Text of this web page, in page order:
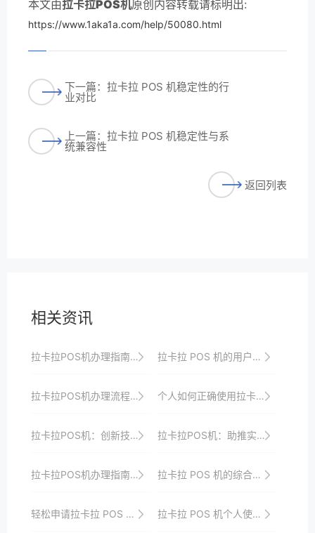
本文由拉卡拉POS机原创内容转载请标明出:
https://www.1aka1a.com/help/50080.html
下一篇：拉卡拉 POS 机稳定性的行
业对比
上一篇：拉卡拉 POS 机稳定性与系
统兼容性
返回列表
相关资讯
拉卡拉POS机办理指南：为商家提供高效支付解决方案 拉卡拉 POS 机的用户体验与反馈
拉卡拉POS机办理流程中的细节决定成败 个人如何正确使用拉卡拉 POS 机
拉卡拉POS机：创新技术，引领支付新时代 拉卡拉POS机：助推实体经济发展与互联网的深度融合
拉卡拉POS机办理指南：为你的支付增添新动力 拉卡拉 POS 机的综合效益评估与提升策略
轻松申请拉卡拉 POS 机的秘诀 拉卡拉 POS 机个人使用的售后服务优化